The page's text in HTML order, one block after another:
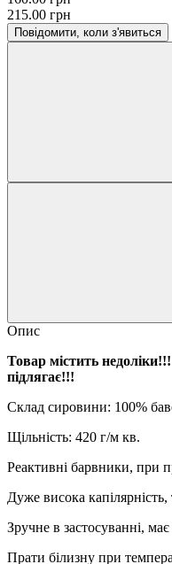
215.00 грн
Повідомити, коли з'явиться
Опис
Товар містить недоліки!!!
підлягає!!!
Склад сировини: 100%
Щільність: 420 г/м кв.
Реактивні барвники, при
Дуже висока
Зручне в застосуванні,
Прати білизну при